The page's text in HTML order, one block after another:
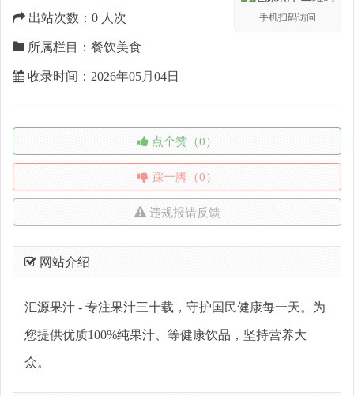
手机扫码访问
出站次数： 0 人次
所属栏目：餐饮美食
收录时间：2026年05月04日
点个赞（0）
踩一脚（0）
违规报错反馈
网站介绍
汇源果汁 - 专注果汁三十载，守护国民健康每一天。为
您提供优质100%纯果汁、等健康饮品，坚持营养大
众。